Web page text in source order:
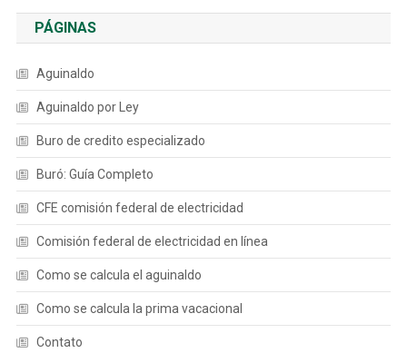
PÁGINAS
Aguinaldo
Aguinaldo por Ley
Buro de credito especializado
Buró: Guía Completo
CFE comisión federal de electricidad
Comisión federal de electricidad en línea
Como se calcula el aguinaldo
Como se calcula la prima vacacional
Contato